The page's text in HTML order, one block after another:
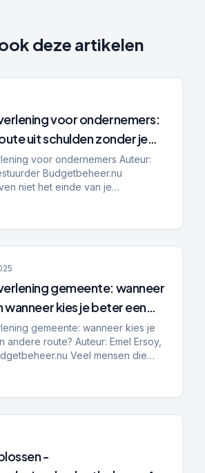
deze artikelen
voor ondernemers:
uit schulden zonder je
gevenvoor ondernemers Auteur:
Budgetbeheer.nu
niet het einde van je
betekenen. Steeds meer zzp’ers
gemeente: wanneer
wanneer kies je beter een
gemeente: wanneer kies je
route? Auteur: Emel Ersoy,
Veel mensen die
schuldhulpverlening gemeente
-